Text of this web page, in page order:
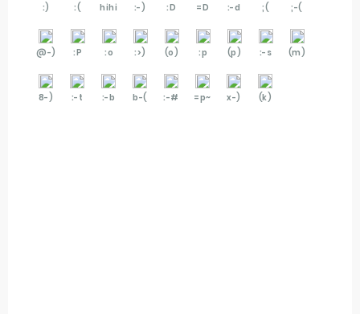
:) :( hihi :-) :D =D :-d ;( ;-(
@-) :P :o :>) (o) :p (p) :-s (m)
8-) :-t :-b b-( :-# =p~ x-) (k)